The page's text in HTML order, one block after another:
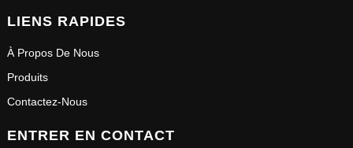
LIENS RAPIDES
À Propos De Nous
Produits
Contactez-Nous
ENTRER EN CONTACT